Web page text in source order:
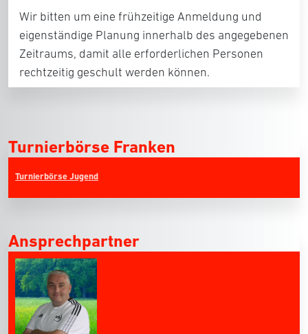
Wir bitten um eine frühzeitige Anmeldung und
eigenständige Planung innerhalb des angegebenen
Zeitraums, damit alle erforderlichen Personen
rechtzeitig geschult werden können.
Turnierbörse Franken
Turnierbörse Jugend
Ansprechpartner